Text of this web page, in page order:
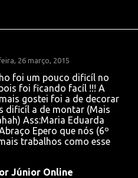
26 março, 2015
foi um pouco dificíl no
foi ficando facíl !!! A
gostei foi a de decorar
dificíl a de montar (Mais
Ass:Maria Eduarda
Epero que nós (6º
trabalhos como esse
Júnior Online